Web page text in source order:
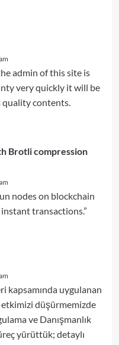
admin of this site is
very quickly it will be
quality contents.
Brotli compression
nodes on blockchain
transactions.”
kapsamında uygulanan
düşürmemizde
ve Danışmanlık
yürüttük; detaylı